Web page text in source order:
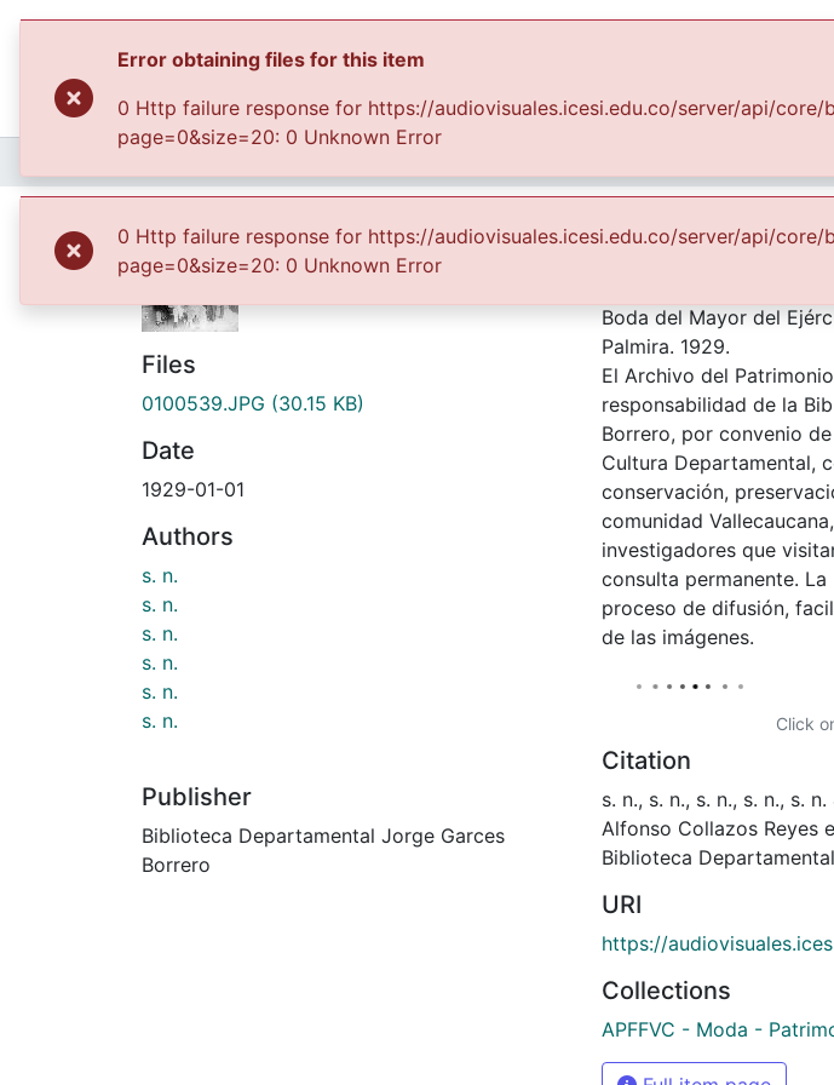
Boda del Mayor del Ejército Alfonso
Files
0100539.JPG (30.15 KB)
Date
1929-01-01
Authors
s. n.
s. n.
s. n.
s. n.
s. n.
s. n.
Publisher
Biblioteca Departamental Jorge Garces
Borrero
Boda del Mayor del
Palmira. 1929.
El Archivo del
responsabilidad de la
Borrero, por convenio
Cultura Departamental,
conservación,
comunidad
investigadores que
consulta permanente.
proceso de difusión,
de las imágenes.
Click
Citation
s. n., s. n., s. n., s. n., s.
Alfonso Collazos Reyes
Biblioteca
URI
https://
Collections
APFFVC - Moda -
Error obtaining files for this item
0 Http failure response for https://audiovisuales.icesi.edu.co/server/api/
page=0&size=20: 0 Unknown Error
0 Http failure response for https://audiovisuales.icesi.edu.co/server/api/
page=0&size=20: 0 Unknown Error